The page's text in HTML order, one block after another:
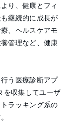
り、健康とフィ
継続的に成長が
、ヘルスケアモ
管理など、健康
う医療診断アプ
を収集してユーザ
ラッキング系の